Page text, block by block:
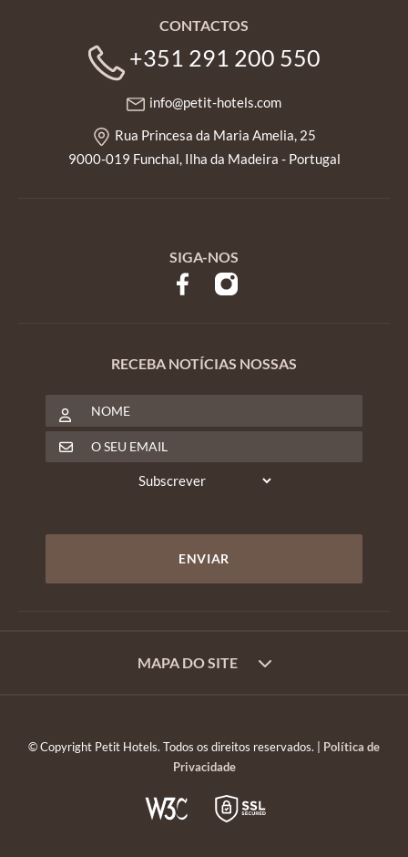
CONTACTOS
+351 291 200 550
info@petit-hotels.com
Rua Princesa da Maria Amelia, 25
9000-019 Funchal, Ilha da Madeira - Portugal
SIGA-NOS
RECEBA NOTÍCIAS NOSSAS
MAPA DO SITE
© Copyright Petit Hotels. Todos os direitos reservados. | Política de
Privacidade